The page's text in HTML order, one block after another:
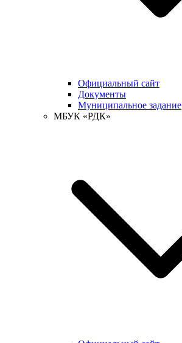
Официальный сайт
Документы
Муниципальное задание
МБУК «РДК»